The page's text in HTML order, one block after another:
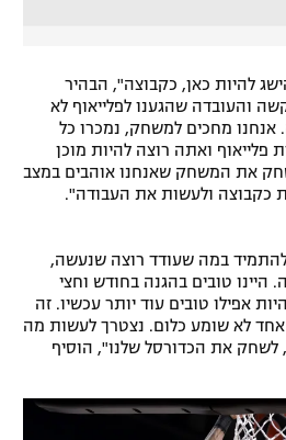
להיות כאן, כקבוצה", הבהיר
והעובדה שהגענו לפלייאוף לא
אנחנו מחכים למשחק, נמכרו כל
פלייאוף ואתה רוצה להיות מוכן
את המשחק שאנחנו אוהבים במצב
כקבוצה ולעשות את העבודה".
להתמיד במה שעודד רוצה שנעשה,
היינו טובים בהגנה בחודש וחצי
אפילו טובים עוד יותר עכשיו. זה
לא שומע כלום. נצטרך לעשות מה
את הכדורסל שלנו", הוסיף